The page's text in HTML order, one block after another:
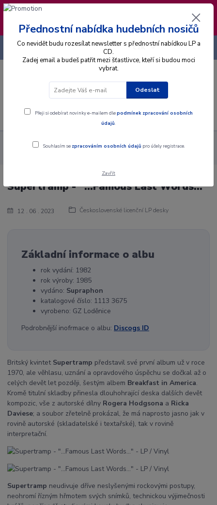
❣️ Od 4.8. do 13.8. čerpám dovolenou. Datum
expedice objednávek se posouvá na pátek
14.8.2026 🐋
Menu
CZK
+420 725 736 293
Blog Československé licenční LP desky
Supertramp -
12 06 2023 Československé licenční LP desky
Supertramp - "...Famous Last Words..."
Základní informace o albu
rok vydání: 1982
rok výroby: 1985
vydáno: Supraphon
katalogové číslo: 1113 3675
vyrobeno: GZ Loděnice
Podrobnější inofrmace o albu: Discogs ID
Britský kvintet Supertramp představil své první album už v roce
1970, ale věhlasu, uznání a opravdového úspěchu se dočkal až o
celých devět let později, šestým albem Breakfast in America.
Kromě titulní skladby přinesla dlouhohrající deska dalších devět
kompozic, vše z autorské dílny Rogera Hodgsona a Ricka
Daviese; a soubor zřetelně prokázal, že má naprosto jasno jak v
rovině autorské (skladatelské i textařské), tak v rovině
interpretační.
Supertramp neudivuje dříve neslyšenými rockovými postupy,
neohromí řízným hřmotem svých snímků, technickou výjimečnosti
Přednostní nabídka hudebních nosičů
Co nevidět budu rozesílat newsletter s přednostní nabídkou LP a
CD.
Zadej email a budeš patřit mezi šťastlivce, kteří si budou moci
vybrat.
Odeslat
Přeji si odebírat novinky e-mailem dlepodmínek zpracování osobních
údajů.
Souhlasím se zpracováním osobních údajů pro účely registrace.
Zavřít